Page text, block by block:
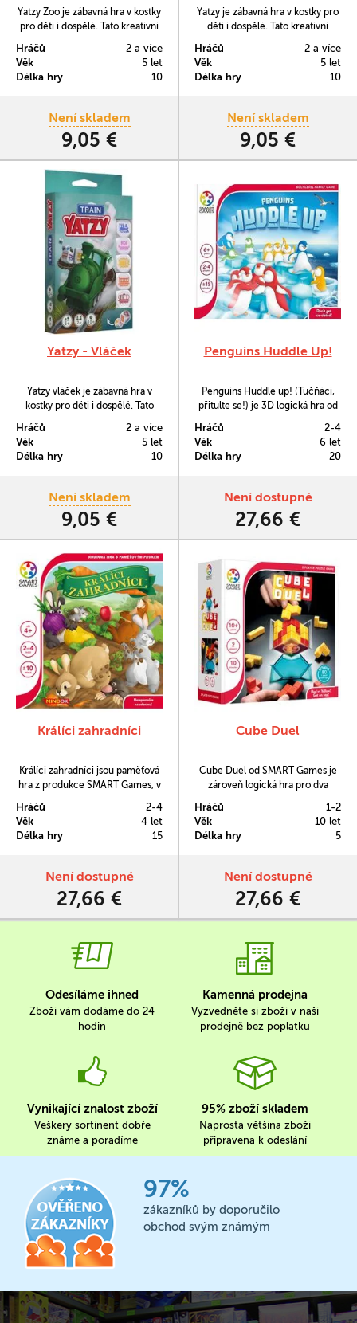
Yatzy Zoo je zábavná hra v kostky
pro děti i dospělé. Tato kreativní
děti od 5 let. Potřebujete jen 5
Hráčů
2 a více
Věk
5 let
Délka hry
10
Není skladem
9,05 €
Yatzy je zábavná hra v kostky pro
děti i dospělé. Tato kreativní
děti od 5 let. Potřebujete jen 5
Hráčů
2 a více
Věk
5 let
Délka hry
10
Není skladem
9,05 €
Yatzy - Vláček
Yatzy vláček je zábavná hra v
kostky pro děti i dospělé. Tato
vhodná pro děti od 5 let.
Potřebujete jen 5 kostek, tužku a
Hráčů
2 a více
Věk
5 let
Délka hry
10
Není skladem
9,05 €
Penguins Huddle Up!
Penguins Huddle up! (Tučňáci,
přitulte se!) je 3D logická hra od
netradičně určena 2 až 4
hráčům. Na Antarktidě se tučňáci
v krutých zimách udržují v teple
dostanete na starosti jednu
takovou rodinku tučňáků, jejíž
členy musíte dostat pěkně…
Hráčů
2-4
Věk
6 let
Délka hry
20
Není dostupné
27,66 €
Králíci zahradníci
Králíci zahradníci jsou paměťová
hra z produkce SMART Games, v
vysazená která zelenina.
Hráčů
2-4
Věk
4 let
Délka hry
15
Není dostupné
27,66 €
Cube Duel
Cube Duel od SMART Games je
zároveň logická hra pro dva
hlavolamová hra pro jednoho,
která vám nabídne 80 různých
Hráčů
1-2
Věk
10 let
Délka hry
5
Není dostupné
27,66 €
Odesíláme ihned
Zboží vám dodáme do 24
hodin
Kamenná prodejna
Vyzvedněte si zboží v naší
prodejně bez poplatku
Vynikající znalost zboží
Veškerý sortinent dobře
známe a poradíme
95% zboží skladem
Naprostá většina zboží
připravena k odeslání
97%
zákazníků by doporučilo
obchod svým známým